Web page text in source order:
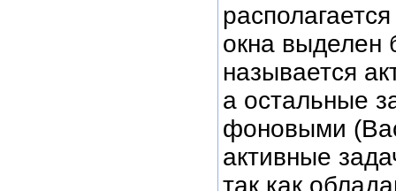
окна выделен
называется
а остальные
фоновыми
активные
так как